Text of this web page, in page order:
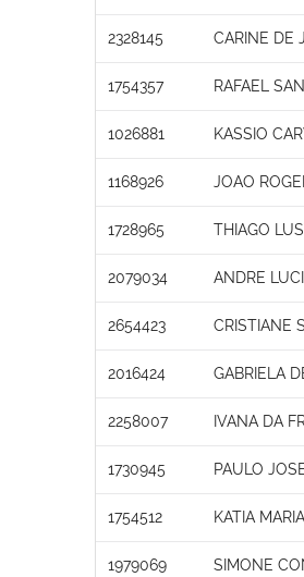
2328145 CARINE DE
1754357 RAFAEL
1026881 KASSIO
1168926 JOAO
1728965 THIAGO
2079034 ANDRE
2654423 CRISTIANE
2016424 GABRIELA
2258007 IVANA DA
1730945 PAULO
1754512 KATIA
1979069 SIMONE